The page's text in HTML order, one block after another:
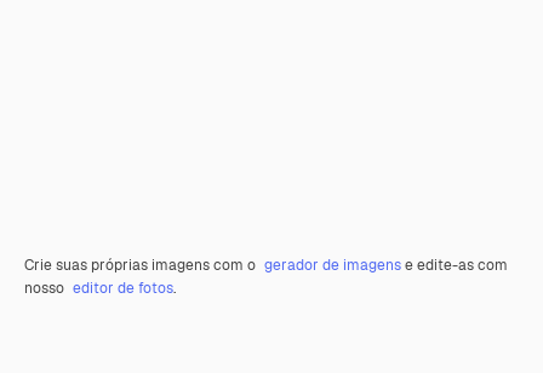
Crie suas próprias imagens com o gerador de imagense edite-as com
nosso editor de fotos.